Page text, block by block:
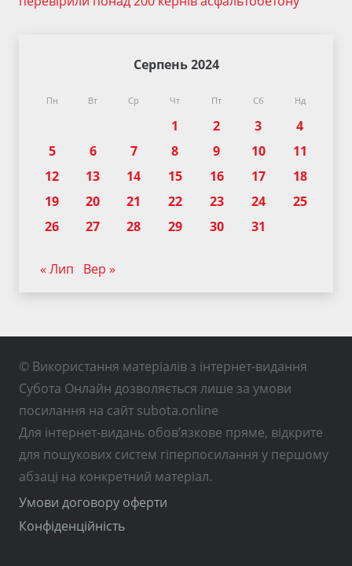
Серпень 2024
Пн Вт Ср Чт Пт Сб Нд
1 2 3
4
5
6 7 8 9 10
11
12
13 14 15 16 17
18
19
20 21 22 23 24
25
26
27 28 29 30 31
« Лип Вер »
© Використання матеріалів з інтернет-видання
Субота Онлайн дозволяється лише за умови
посилання на сайт subota.online
Для інтернет-видань обов’язкове пряме, відкрите
для пошукових систем гіперпосилання у першому
абзаці на конкретний матеріал.
Умови договору оферти
Конфіденційність